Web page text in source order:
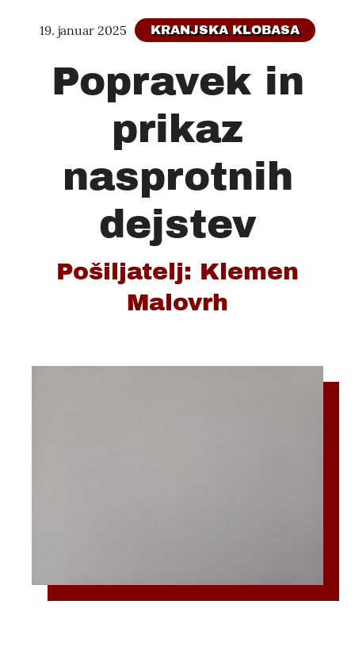
19. januar 2025 KRANJSKA KLOBASA
Popravek in
prikaz
nasprotnih
dejstev
Pošiljatelj: Klemen
Malovrh